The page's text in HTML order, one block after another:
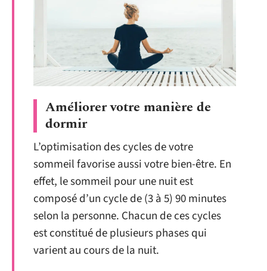
Améliorer votre manière de
dormir
L’optimisation des cycles de votre
sommeil favorise aussi votre bien-être. En
effet, le sommeil pour une nuit est
composé d’un cycle de (3 à 5) 90 minutes
selon la personne. Chacun de ces cycles
est constitué de plusieurs phases qui
varient au cours de la nuit.